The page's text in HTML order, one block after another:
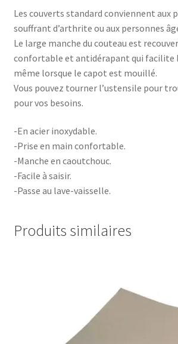
Les couverts standard conviennent aux
souffrant d’arthrite ou aux personnes
Le large manche du couteau est
confortable et antidérapant qui facilite
même lorsque le capot est mouillé.
Vous pouvez tourner l’ustensile pour
pour vos besoins.
-En acier inoxydable.
-Prise en main confortable.
-Manche en caoutchouc.
-Facile à saisir.
-Passe au lave-vaisselle.
Produits similaires